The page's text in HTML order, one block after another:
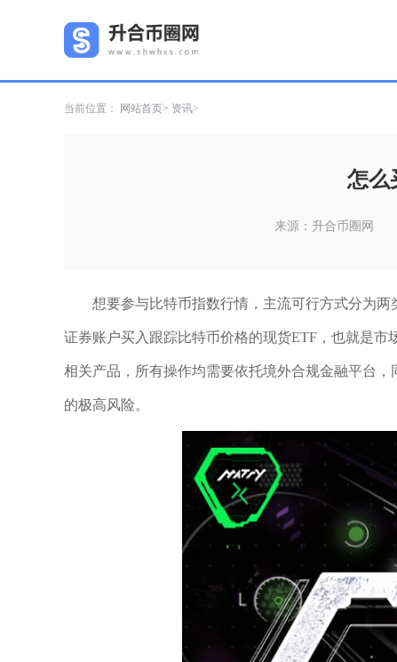
当前位置： 网站首页 资讯
怎么
来源：升合币圈网
想要参与比特币指数行情，主流可行方式分为
证券账户买入跟踪比特币价格的现货ETF，也就是
相关产品，所有操作均需要依托境外合规金融平台
的极高风险。